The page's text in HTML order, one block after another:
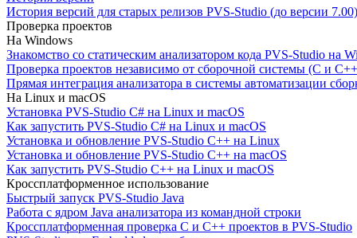
История версий для старых релизов PVS-Studio (до версии 7.00)
Проверка проектов
На Windows
Знакомство со статическим анализатором кода PVS-Studio на
Проверка проектов независимо от сборочной системы (C и
Прямая интеграция анализатора в системы автоматизации
На Linux и macOS
Установка PVS-Studio C# на Linux и macOS
Как запустить PVS-Studio C# на Linux и macOS
Установка и обновление PVS-Studio C++ на Linux
Установка и обновление PVS-Studio C++ на macOS
Как запустить PVS-Studio C++ на Linux и macOS
Кроссплатформенное использование
Быстрый запуск PVS-Studio Java
Работа с ядром Java анализатора из командной строки
Кроссплатформенная проверка C и C++ проектов в PVS-Studio